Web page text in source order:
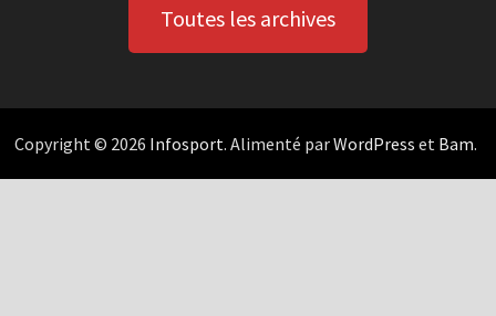
Toutes les archives
Copyright © 2026 Infosport. Alimenté parWordPress et Bam.